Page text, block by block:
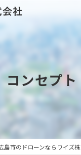
コンセプト
島市のドローンならワイズ